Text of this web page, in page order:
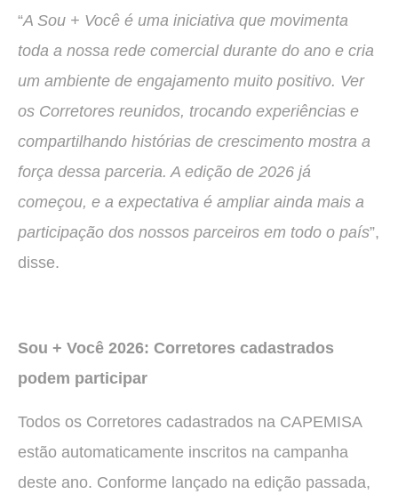
“A Sou + Você é uma iniciativa que movimenta
toda a nossa rede comercial durante do ano e cria
um ambiente de engajamento muito positivo. Ver
os Corretores reunidos, trocando experiências e
compartilhando histórias de crescimento mostra a
força dessa parceria. A edição de 2026 já
começou, e a expectativa é ampliar ainda mais a
participação dos nossos parceiros em todo o país”,
disse.
Sou + Você 2026: Corretores cadastrados
podem participar
Todos os Corretores cadastrados na CAPEMISA
estão automaticamente inscritos na campanha
deste ano. Conforme lançado na edição passada,